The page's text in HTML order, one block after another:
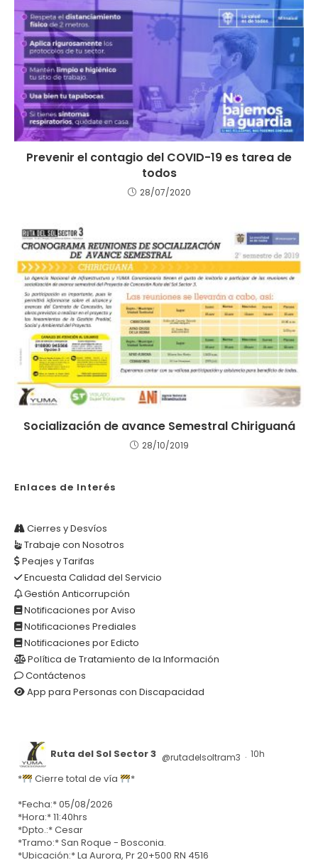
Prevenir el contagio del COVID-19 es tarea de
todos
28/07/2020
Socialización de avance Semestral Chiriguaná
28/10/2019
Enlaces de Interés
Cierres y Desvíos
Trabaje con Nosotros
Peajes y Tarifas
Encuesta Calidad del Servicio
Gestión Anticorrupción
Notificaciones por Aviso
Notificaciones Prediales
Notificaciones por Edicto
Política de Tratamiento de la Información
Contáctenos
App para Personas con Discapacidad
Ruta del Sol Sector 3 @rutadelsoltram3 · 10h
* Cierre total de vía
*
*Fecha:* 05/08/2026
*Hora:* 11:40hrs
*Dpto.:* Cesar
*Tramo:* San Roque - Bosconia.
*Ubicación:* La Aurora, Pr 20+500 RN 4516